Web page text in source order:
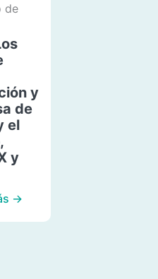
de
y
de
el
y
→